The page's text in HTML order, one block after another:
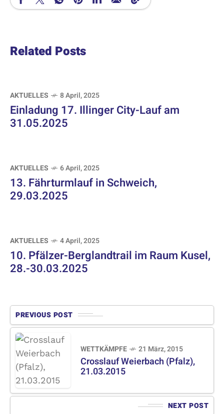
Related Posts
AKTUELLES 8 April, 2025
Einladung 17. Illinger City-Lauf am
31.05.2025
AKTUELLES 6 April, 2025
13. Fährturmlauf in Schweich,
29.03.2025
AKTUELLES 4 April, 2025
10. Pfälzer-Berglandtrail im Raum Kusel,
28.-30.03.2025
PREVIOUS POST
WETTKÄMPFE 21 März, 2015
Crosslauf Weierbach (Pfalz),
21.03.2015
NEXT POST